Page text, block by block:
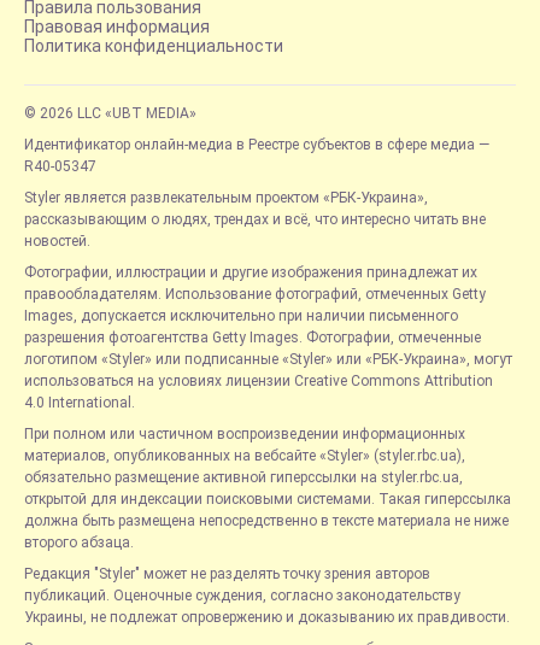
Правила пользования
Правовая информация
Политика конфиденциальности
© 2026 LLC «UBT MEDIA»
Идентификатор онлайн-медиа в Реестре субъектов в сфере медиа —
R40-05347
Styler является развлекательным проектом «РБК-Украина»,
рассказывающим о людях, трендах и всё, что интересно читать вне
новостей.
Фотографии, иллюстрации и другие изображения принадлежат их
правообладателям. Использование фотографий, отмеченных Getty
Images, допускается исключительно при наличии письменного
разрешения фотоагентства Getty Images. Фотографии, отмеченные
логотипом «Styler» или подписанные «Styler» или «РБК-Украина», могут
использоваться на условиях лицензии Creative Commons Attribution
4.0 International.
При полном или частичном воспроизведении информационных
материалов, опубликованных на вебсайте «Styler» (styler.rbc.ua),
обязательно размещение активной гиперссылки на styler.rbc.ua,
открытой для индексации поисковыми системами. Такая гиперссылка
должна быть размещена непосредственно в тексте материала не ниже
второго абзаца.
Редакция "Styler" может не разделять точку зрения авторов
публикаций. Оценочные суждения, согласно законодательству
Украины, не подлежат опровержению и доказыванию их правдивости.